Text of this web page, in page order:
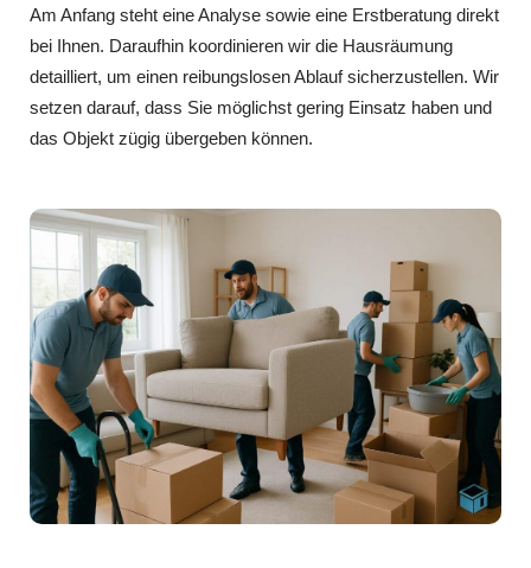
Am Anfang steht eine Analyse sowie eine Erstberatung direkt
bei Ihnen. Daraufhin koordinieren wir die Hausräumung
detailliert, um einen reibungslosen Ablauf sicherzustellen. Wir
setzen darauf, dass Sie möglichst gering Einsatz haben und
das Objekt zügig übergeben können.